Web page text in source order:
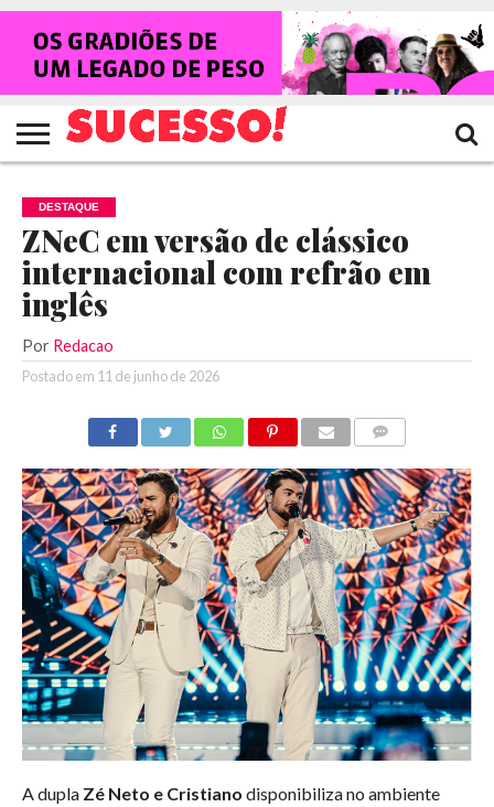
HOME
NOTÍCIAS
SHOWS
ENTREVISTAS
CLIQUES
RANKING
CROWLEY
TV
SUCESSO!
REVISTA
SUCESSO!
DESTAQUE
ZNeC em versão de clássico
internacional com refrão em
inglês
Por Redacao
Postado em 11 de junho de 2026
A duplaZé Neto e Cristiano disponibiliza no ambiente